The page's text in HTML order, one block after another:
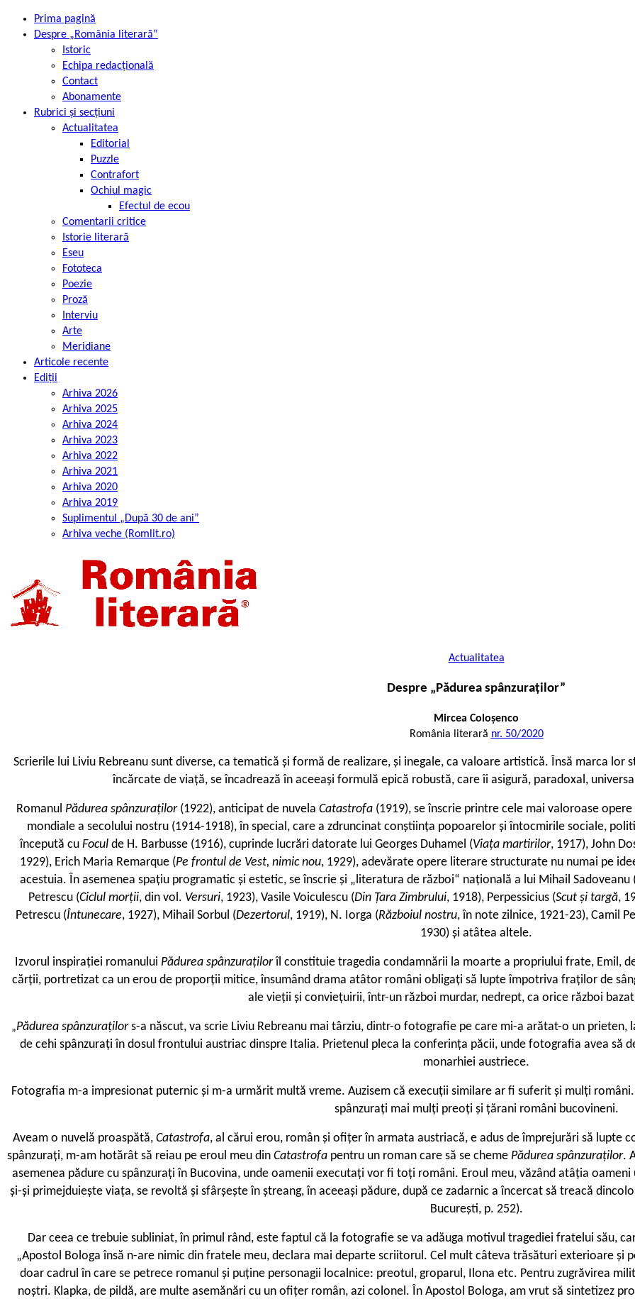
Prima pagină
Despre „România literară”
Istoric
Echipa redacțională
Contact
Abonamente
Rubrici și secțiuni
Actualitatea
Editorial
Puzzle
Contrafort
Ochiul magic
Efectul de ecou
Comentarii critice
Istorie literară
Eseu
Fototeca
Poezie
Proză
Interviu
Arte
Meridiane
Articole recente
Ediții
Arhiva 2026
Arhiva 2025
Arhiva 2024
Arhiva 2023
Arhiva 2022
Arhiva 2021
Arhiva 2020
Arhiva 2019
Suplimentul „După 30 de ani”
Arhiva veche (Romlit.ro)
Actualitatea
Despre „Pădurea spânzuraţilor”
Mircea Coloşenco
România literară nr. 50/2020
Scrierile lui Liviu Rebreanu sunt diverse, ca tematică și formă de realizare, și inegale, ca valoare artistică. Însă marca
încărcate de viață, se încadrează în aceeași formulă epică robustă, care îi asigură, paradoxal,
Romanul Pădurea spânzuraților (1922), anticipat de nuvela Catastrofa (1919), se înscrie printre cele mai valoroase
mondiale a secolului nostru (1914-1918), în special, care a zdruncinat conștiința popoarelor și întocmirile sociale,
începută cu Focul de H. Barbusse (1916), cuprinde lucrări datorate lui Georges Duhamel (Viața martirilor, 1917), John
1929), Erich Maria Remarque (Pe frontul de Vest, nimic nou, 1929), adevărate opere literare structurate nu numai pe
acestuia. În asemenea spațiu programatic și estetic, se înscrie și „literatura de război“ națională a lui Mihail Sadoveanu (
Petrescu (Ciclul morții, din vol. Versuri, 1923), Vasile Voiculescu (Din Țara Zimbrului, 1918), Perpessicius (Scut și targă,
Petrescu (Întunecare, 1927), Mihail Sorbul (Dezertorul, 1919), N. Iorga (Războiul nostru, în note zilnice, 1921-23), Camil
1930) și atâtea altele.
Izvorul inspirației romanului Pădurea spânzurațilorîl constituie tragedia condamnării la moarte a propriului frate, Emil,
cărții, portretizat ca un erou de proporții mitice, însumând drama atâtor români obligați să lupte împotriva fraților de
ale vieții și conviețuirii, într-un război murdar, nedrept, ca orice război
„Pădurea spânzurațilors-a născut, va scrie Liviu Rebreanu mai târziu, dintr-o fotografie pe care mi-a arătat-o un
de cehi spânzurați în dosul frontului austriac dinspre Italia. Prietenul pleca la conferința păcii, unde fotografia avea să
monarhiei austriece.
Fotografia m-a impresionat puternic și m-a urmărit multă vreme. Auzisem că execuții similare ar fi suferit și mulți
spânzurați mai mulți preoți și țărani români bucovineni.
Aveam o nuvelă proaspătă, Catastrofa, al cărui erou, român și ofițer în armata austriacă, e adus de împrejurări să lupte
spânzurați, m-am hotărât să reiau pe eroul meu din Catastrofa pentru un roman care să se cheme Pădurea spânzuraților.
asemenea pădure cu spânzurați în Bucovina, unde oamenii executați vor fi toți români. Eroul meu, văzând atâția
și-și primejduiește viața, se revoltă și sfârșește în ștreang, în aceeași pădure, după ce zadarnic a încercat să treacă
București, p. 252).
Dar ceea ce trebuie subliniat, în primul rând, este faptul că la fotografie se va adăuga motivul tragediei fratelui său,
„Apostol Bologa însă n-are nimic din fratele meu, declara mai departe scriitorul. Cel mult câteva trăsături exterioare și
doar cadrul în care se petrece romanul și puține personagii localnice: preotul, groparul, Ilona etc. Pentru zugrăvirea
noștri. Klapka, de pildă, are multe asemănări cu un ofițer român, azi colonel. În Apostol Bologa, am vrut să sintetizez